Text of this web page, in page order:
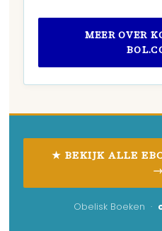
MEER OVER
★ BEKIJK ALLE
→
Obelisk Boeken ·